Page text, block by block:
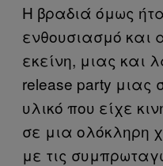
Η βραδιά όμως
ενθουσιασμό και
εκείνη, μιας και
release party μιας
υλικό που είχε
σε μια ολόκληρη
με τις